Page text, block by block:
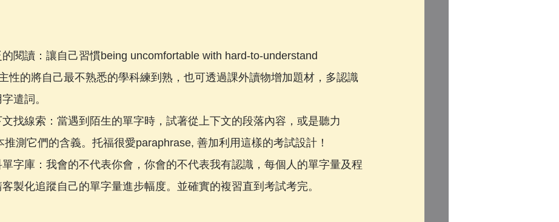
閱讀：讓自己習慣being uncomfortable with hard-to-understand
性的將自己最不熟悉的學科練到熟，也可透過課外讀物增加題材，多認識
遣詞。
找線索：當遇到陌生的單字時，試著從上下文的段落內容，或是聽力
推測它們的含義。托福很愛paraphrase, 善加利用這樣的考試設計！
字庫：我會的不代表你會，你會的不代表我有認識，每個人的單字量及程
製化追蹤自己的單字量進步幅度。並確實的複習直到考試考完。